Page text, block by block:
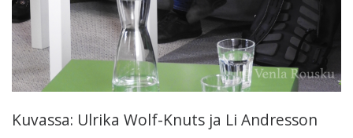
Kuvassa: Ulrika Wolf-Knuts ja Li Andresson